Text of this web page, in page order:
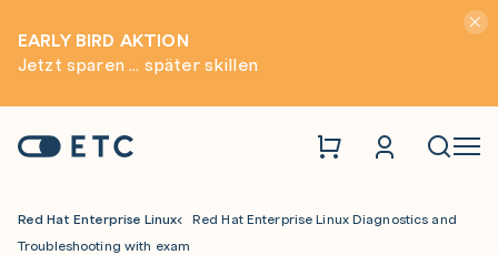
EARLY BIRD AKTION
Jetzt sparen ... später skillen
Startseite: ETC
Red Hat Enterprise Linux
Red Hat Enterprise Linux Diagnostics and
Troubleshooting with exam